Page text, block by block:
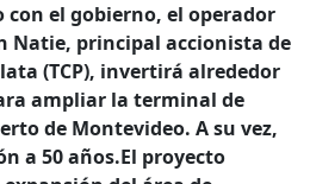
con el gobierno, el operador
Natie, principal accionista de
(TCP), invertirá alrededor
ampliar la terminal de
de Montevideo. A su vez,
a 50 años.El proyecto